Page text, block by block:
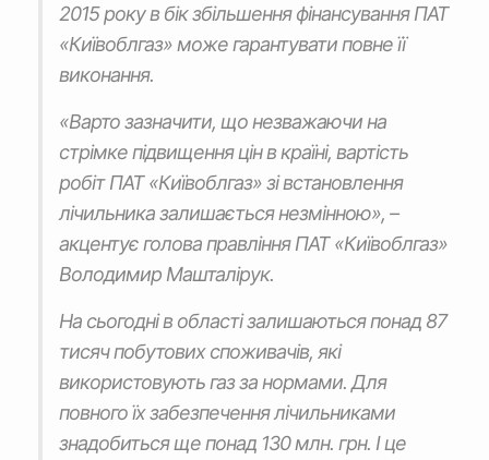
2015 року в бік збільшення фінансування ПАТ
«Київоблгаз» може гарантувати повне її
виконання.
«Варто зазначити, що незважаючи на
стрімке підвищення цін в країні, вартість
робіт ПАТ «Київоблгаз» зі встановлення
лічильника залишається незмінною», –
акцентує голова правління ПАТ «Київоблгаз»
Володимир Машталірук.
На сьогодні в області залишаються понад 87
тисяч побутових споживачів, які
використовують газ за нормами. Для
повного їх забезпечення лічильниками
знадобиться ще понад 130 млн. грн. І це